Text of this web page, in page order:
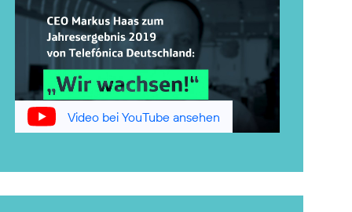
Video bei YouTube ansehen